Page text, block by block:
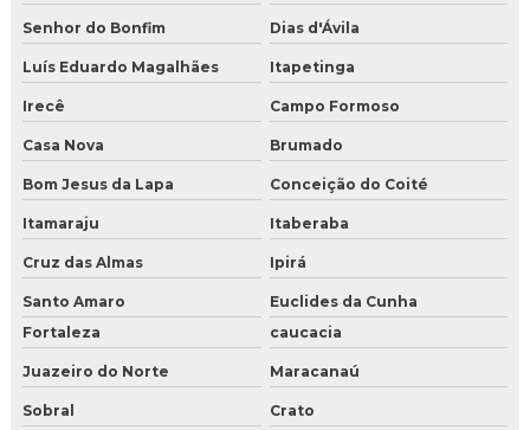
Senhor do Bonfim Dias d'Ávila
Luís Eduardo Magalhães Itapetinga
Irecê Campo Formoso
Casa Nova Brumado
Bom Jesus da Lapa Conceição do Coité
Itamaraju Itaberaba
Cruz das Almas Ipirá
Santo Amaro
Euclides da Cunha
Fortaleza
caucacia
Juazeiro do Norte Maracanaú
Sobral Crato